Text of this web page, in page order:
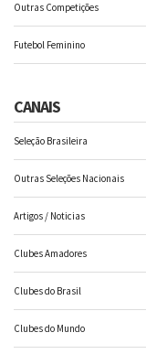
Outras Competições
Futebol Feminino
CANAIS
Seleção Brasileira
Outras Seleções Nacionais
Artigos / Noticias
Clubes Amadores
Clubes do Brasil
Clubes do Mundo